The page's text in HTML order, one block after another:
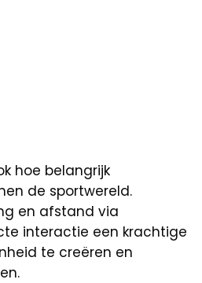
hoe belangrijk
de sportwereld.
en afstand via
interactie een krachtige
te creëren en